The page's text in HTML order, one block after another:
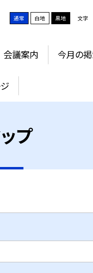
通常 白地 黒地 文字
会議案内 今月の
プ